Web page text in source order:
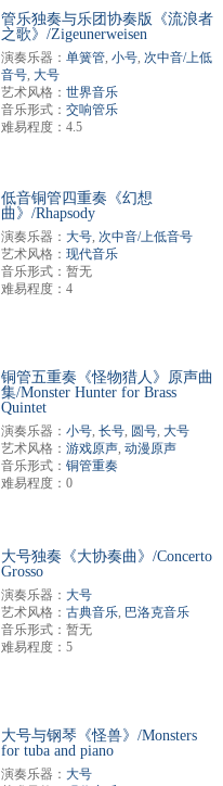
管乐独奏与乐团协奏版《流浪者
之歌》/Zigeunerweisen
演奏乐器： 单簧管, 小号, 次中音/上低
音号, 大号
艺术风格： 世界音乐
音乐形式： 交响管乐
难易程度：4.5
低音铜管四重奏《幻想
曲》/Rhapsody
演奏乐器： 大号, 次中音/上低音号
艺术风格： 现代音乐
音乐形式：暂无
难易程度：4
铜管五重奏《怪物猎人》原声曲
集/Monster Hunter for Brass
Quintet
演奏乐器： 小号, 长号, 圆号, 大号
艺术风格： 游戏原声, 动漫原声
音乐形式： 铜管重奏
难易程度：0
大号独奏《大协奏曲》/Concerto
Grosso
演奏乐器： 大号
艺术风格： 古典音乐, 巴洛克音乐
音乐形式：暂无
难易程度：5
大号与钢琴《怪兽》/Monsters
for tuba and piano
演奏乐器： 大号